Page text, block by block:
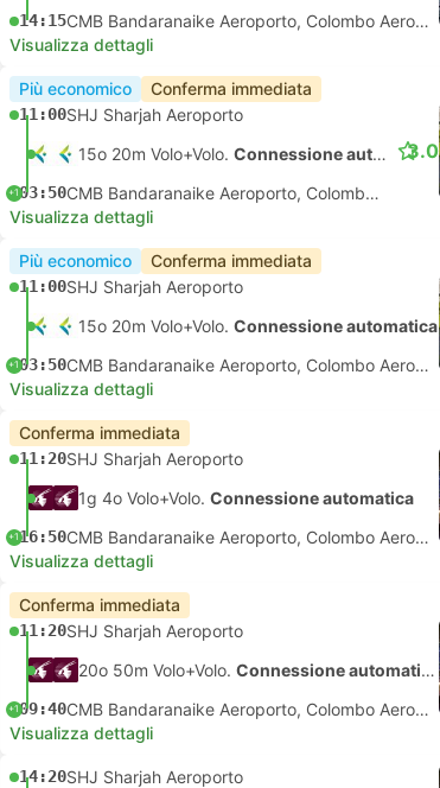
14:15
CMB Bandaranaike Aeroporto, Colombo Aeroporto
Visualizza dettagli
Più economico Conferma immediata
11:00SHJ Sharjah Aeroporto
15o 20m Volo+Volo. Connessione automatica
+103:50 CMB Bandaranaike Aeroporto, Colombo Aeroporto
3.0
Visualizza dettagli
Più economico Conferma immediata
11:00SHJ Sharjah Aeroporto
15o 20m Volo+Volo. Connessione automatica
+103:50
CMB Bandaranaike Aeroporto, Colombo Aeroporto
Visualizza dettagli
Conferma immediata
11:20SHJ Sharjah Aeroporto
1g 4o Volo+Volo. Connessione automatica
+116:50
CMB Bandaranaike Aeroporto, Colombo Aeroporto
Visualizza dettagli
Conferma immediata
11:20SHJ Sharjah Aeroporto
20o 50m Volo+Volo. Connessione automatica
+109:40
CMB Bandaranaike Aeroporto, Colombo Aeroporto
Visualizza dettagli
14:20SHJ Sharjah Aeroporto